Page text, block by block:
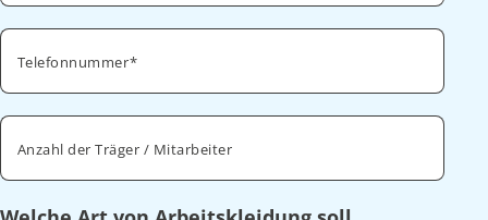
Telefonnummer
Anzahl der Träger / Mitarbeiter